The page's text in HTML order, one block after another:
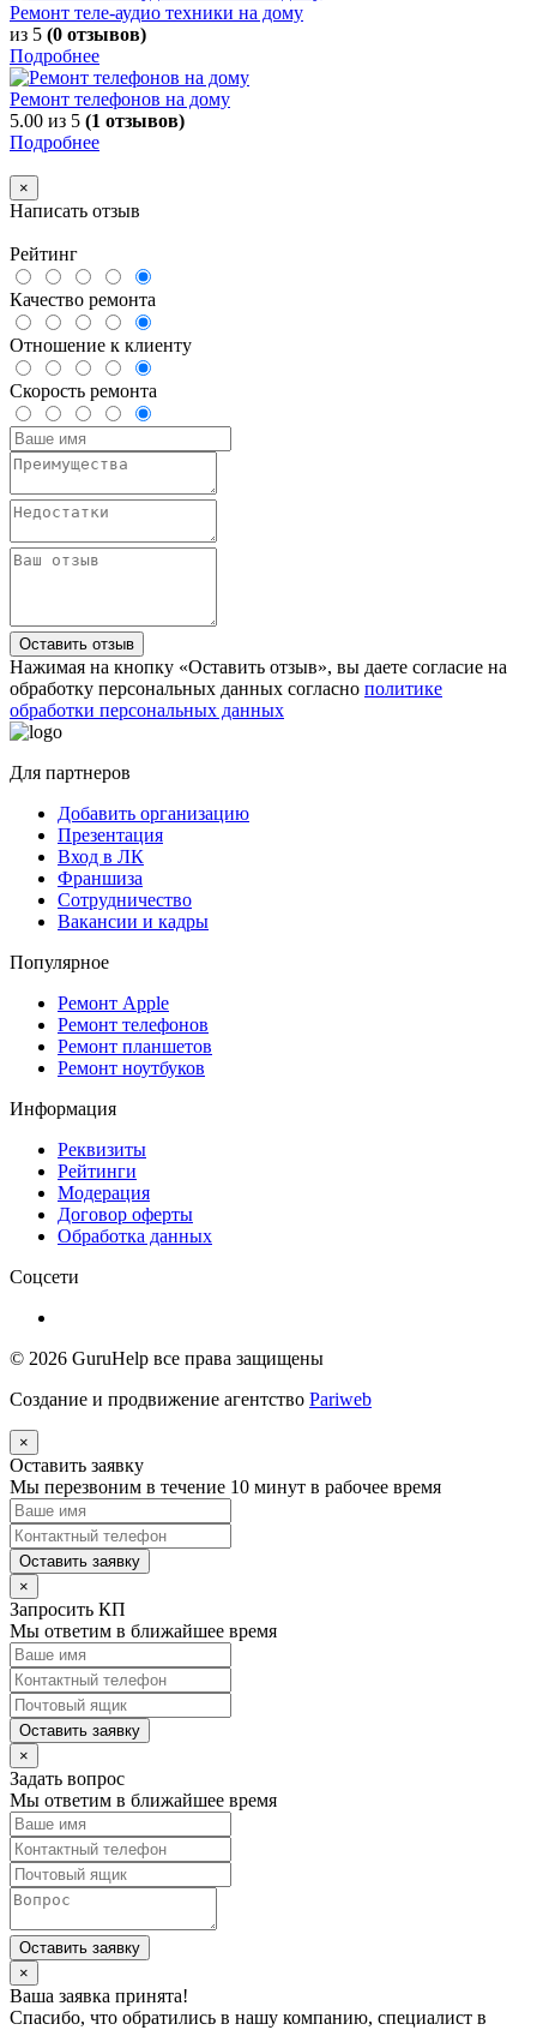
Ремонт теле-аудио техники на дому
из 5 (0 отзывов)
Подробнее
Ремонт телефонов на дому
5.00 из 5 (1 отзывов)
Подробнее
×
Написать отзыв
Рейтинг
Качество ремонта
Отношение к клиенту
Скорость ремонта
Оставить отзыв
Нажимая на кнопку «Оставить отзыв», вы даете согласие на
обработку персональных данных согласно политике
обработки персональных данных
Для партнеров
Добавить организацию
Презентация
Вход в ЛК
Франшиза
Сотрудничество
Вакансии и кадры
Популярное
Ремонт Apple
Ремонт телефонов
Ремонт планшетов
Ремонт ноутбуков
Информация
Реквизиты
Рейтинги
Модерация
Договор оферты
Обработка данных
Соцсети
© 2026 GuruHelp все права защищены
Создание и продвижение агентство Pariweb
×
Оставить заявку
Мы перезвоним в течение 10 минут в рабочее время
Оставить заявку
×
Запросить КП
Мы ответим в ближайшее время
Оставить заявку
×
Задать вопрос
Мы ответим в ближайшее время
Оставить заявку
×
Ваша заявка принята!
Спасибо, что обратились в нашу компанию, специалист в